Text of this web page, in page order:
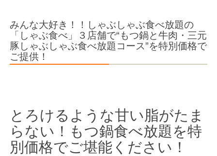
みんな大好き！！しゃぶしゃぶ食べ放題の
「しゃぶ食べ」３店舗で“もつ鍋と牛肉・三元
豚しゃぶしゃぶ食べ放題コース”を特別価格で
ご提供！
とろけるような甘い脂がたま
らない！もつ鍋食べ放題を特
別価格でご堪能ください！